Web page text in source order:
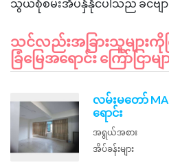
သင်လည်းအခြားသူမျာ
ခြံမြေအရောင်း ကြော်ငြာမျ
လမ်းမတော်
ရောင်း
အရွယ်အစား
အိပ်ခန်းများ